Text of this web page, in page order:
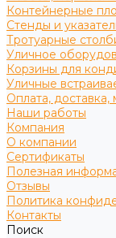
Контейнерные
Стенды и
Тротуарные
Уличное
Корзины для
Уличные
Оплата, доставка,
Наши работы
Компания
О компании
Сертификаты
Полезная
Отзывы
Политика
Контакты
Поиск